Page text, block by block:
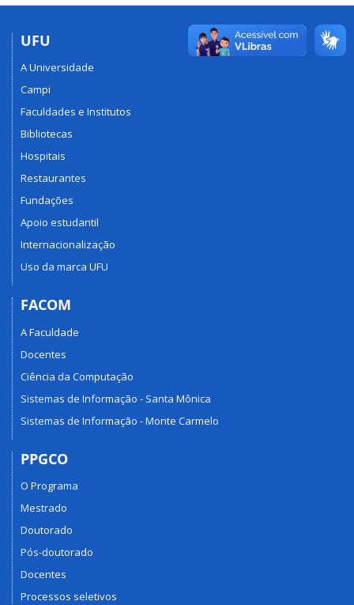
UFU
A Universidade
Campi
Faculdades e Institutos
Bibliotecas
Hospitais
Restaurantes
Fundações
Apoio estudantil
Internacionalização
Uso da marca UFU
FACOM
A Faculdade
Docentes
Ciência da Computação
Sistemas de Informação - Santa Mônica
Sistemas de Informação - Monte Carmelo
PPGCO
O Programa
Mestrado
Doutorado
Pós-doutorado
Docentes
Processos seletivos